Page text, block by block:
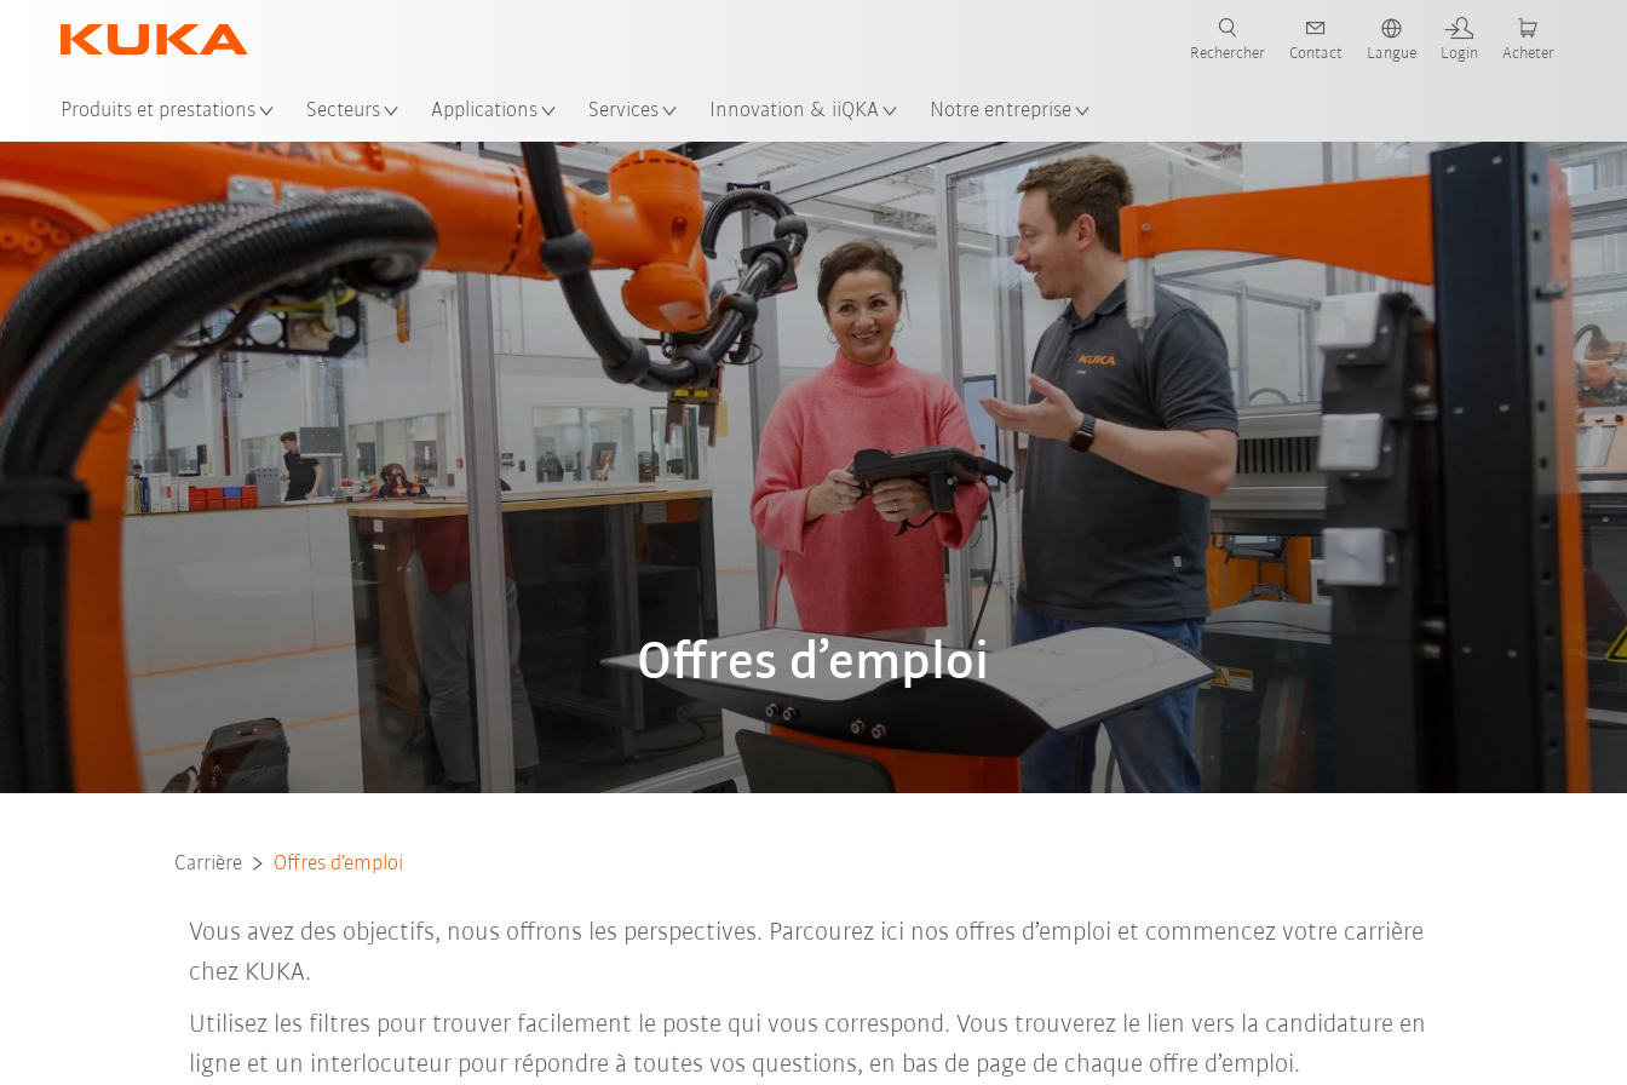
Produits et prestations Secteurs Applications Services Innovation & iiQKA Notre entreprise
Rechercher Contact Langue Login Acheter
Offres d’emploi
Carrière Offres d’emploi
Vous avez des objectifs, nous offrons les perspectives. Parcourez ici nos offres d’emploi et commencez votre carrière
chez KUKA.
Utilisez les filtres pour trouver facilement le poste qui vous correspond. Vous trouverez le lien vers la candidature en
ligne et un interlocuteur pour répondre à toutes vos questions, en bas de page de chaque offre d’emploi.